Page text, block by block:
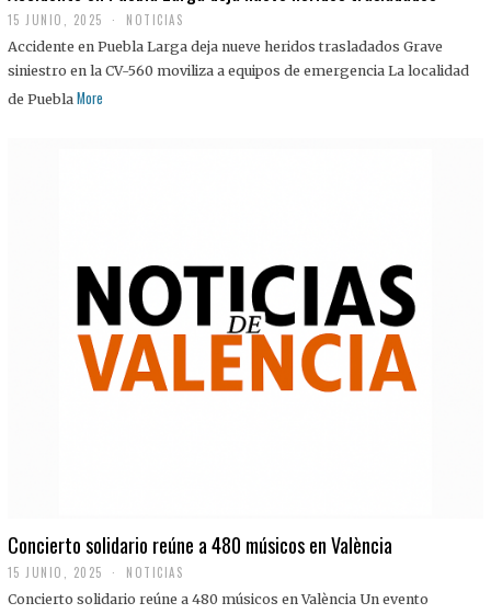
15 JUNIO, 2025 NOTICIAS
Accidente en Puebla Larga deja nueve heridos trasladados Grave
siniestro en la CV-560 moviliza a equipos de emergencia La localidad
de Puebla More
Concierto solidario reúne a 480 músicos en València
15 JUNIO, 2025 NOTICIAS
Concierto solidario reúne a 480 músicos en València Un evento